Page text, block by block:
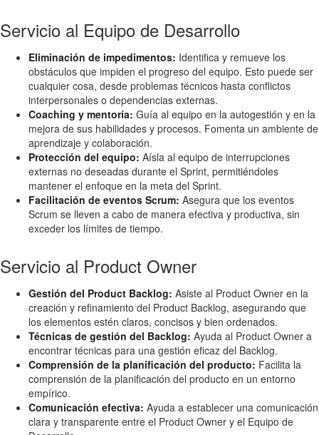
Servicio al Equipo de Desarrollo
Eliminación de impedimentos: Identifica y remueve los
obstáculos que impiden el progreso del equipo. Esto puede ser
cualquier cosa, desde problemas técnicos hasta conflictos
interpersonales o dependencias externas.
Coaching y mentoría: Guía al equipo en la autogestión y en la
mejora de sus habilidades y procesos. Fomenta un ambiente de
aprendizaje y colaboración.
Protección del equipo: Aísla al equipo de interrupciones
externas no deseadas durante el Sprint, permitiéndoles
mantener el enfoque en la meta del Sprint.
Facilitación de eventos Scrum: Asegura que los eventos
Scrum se lleven a cabo de manera efectiva y productiva, sin
exceder los límites de tiempo.
Servicio al Product Owner
Gestión del Product Backlog: Asiste al Product Owner en la
creación y refinamiento del Product Backlog, asegurando que
los elementos estén claros, concisos y bien ordenados.
Técnicas de gestión del Backlog: Ayuda al Product Owner a
encontrar técnicas para una gestión eficaz del Backlog.
Comprensión de la planificación del producto: Facilita la
comprensión de la planificación del producto en un entorno
empírico.
Comunicación efectiva: Ayuda a establecer una comunicación
clara y transparente entre el Product Owner y el Equipo de